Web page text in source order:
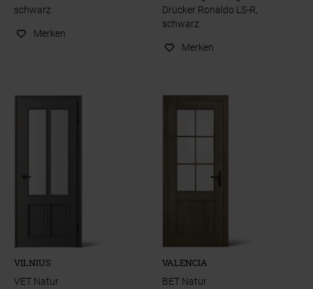
schwarz
Merken
Drücker Ronaldo LS-R,
schwarz
Merken
VILNIUS
VET Natur
VALENCIA
BET Natur